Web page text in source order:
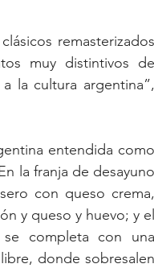
remasterizados
muy distintivos de
la cultura argentina”,
entendida como
la franja de desayuno
con queso crema,
y queso y huevo; y el
completa con una
donde sobresalen